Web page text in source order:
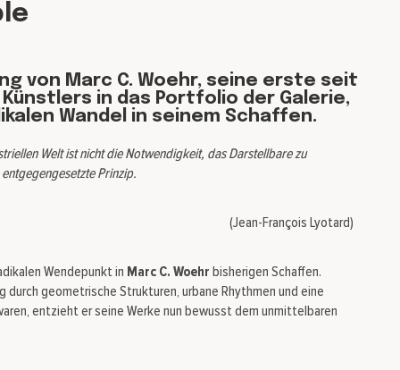
von Marc C. Woehr, seine erste seit
in das Portfolio der Galerie,
Wandel in seinem Schaffen.
Welt ist nicht die Notwendigkeit, das Darstellbare zu
Prinzip.
(Jean-François Lyotard)
Wendepunkt in Marc C. Woehr bisherigen Schaffen.
durch geometrische Strukturen, urbane Rhythmen und eine
entzieht er seine Werke nun bewusst dem unmittelbaren